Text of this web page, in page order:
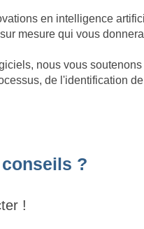
en intelligence
mesure qui vous
nous vous
de l'identification
?
!